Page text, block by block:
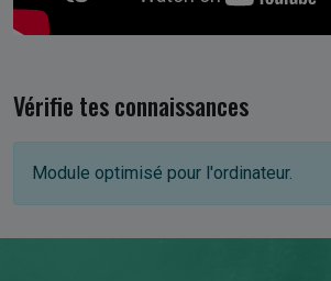
Module optimisé pour l'ordinateur.
Vérifie tes connaissances